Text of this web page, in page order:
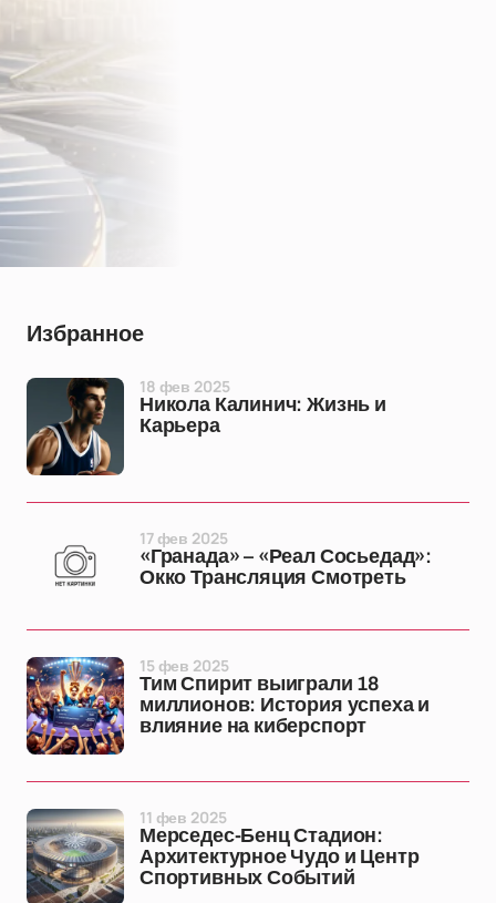
Избранное
Никола Калинич: Жизнь и
Карьера
18 фев 2025
«Гранада» – «Реал Сосьедад»:
Окко Трансляция Смотреть
17 фев 2025
Тим Спирит выиграли 18
миллионов: История успеха и
влияние на киберспорт
15 фев 2025
Мерседес-Бенц Стадион:
Архитектурное Чудо и Центр
Спортивных Событий
11 фев 2025